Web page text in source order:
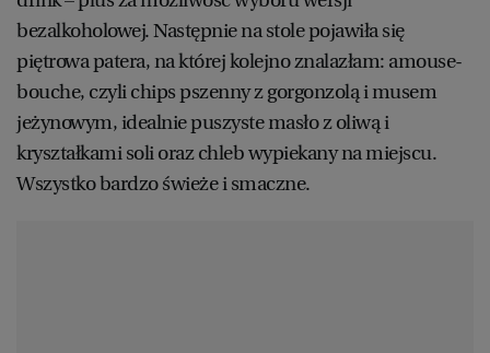
bezalkoholowej. Następnie na stole pojawiła się
piętrowa patera, na której kolejno znalazłam: amouse-
bouche, czyli chips pszenny z gorgonzolą i musem
jeżynowym, idealnie puszyste masło z oliwą i
kryształkami soli oraz chleb wypiekany na miejscu.
Wszystko bardzo świeże i smaczne.